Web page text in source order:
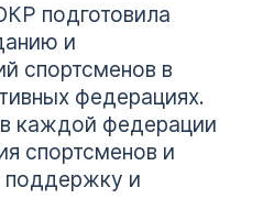
подготовила
и
спортсменов в
федерациях.
каждой федерации
спортсменов и
поддержку и